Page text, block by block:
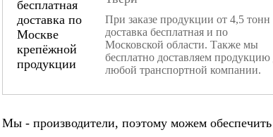
При заказе продукции от 4,5 тонн
доставка бесплатная и по
Московской области. Также мы
бесплатно доставляем продукцию
любой транспортной компании.
Мы - производители, поэтому можем